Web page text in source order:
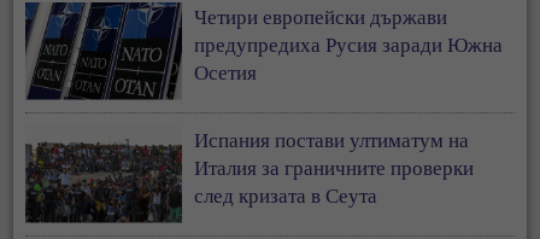
Четири европейски държави
предупредиха Русия заради Южна
Осетия
Испания постави ултиматум на
Италия за граничните проверки
след кризата в Сеута